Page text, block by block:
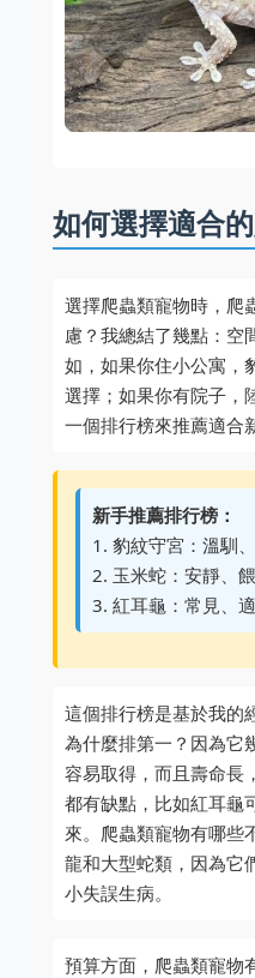
如何選擇適合
選擇爬蟲類寵物時，爬
慮？我總結了幾點：空
如，如果你住小公寓，
選擇；如果你有院子，
一個排行榜來推薦適合
新手推薦排行榜：
1. 豹紋守宮：溫馴
2. 玉米蛇：安靜、餵
3. 紅耳龜：常見、適
這個排行榜是基於我的
為什麼排第一？因為它
容易取得，而且壽命長
都有缺點，比如紅耳龜
來。爬蟲類寵物有哪些
龍和大型蛇類，因為它
小失誤生病。
預算方面，爬蟲類寵物